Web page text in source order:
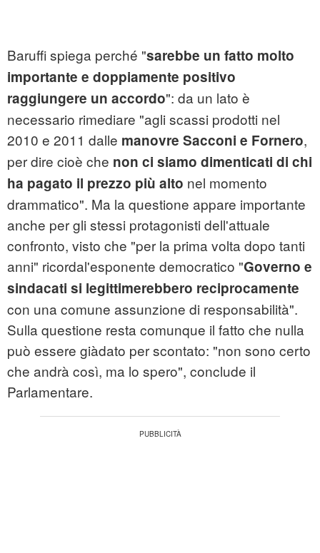
Baruffi spiega perché "sarebbe un fatto molto
importante e doppiamente positivo
raggiungere un accordo": da un lato è
necessario rimediare "agli scassi prodotti nel
2010 e 2011 dalle manovre Sacconi e Fornero,
per dire cioè che non ci siamo dimenticati di chi
ha pagato il prezzo più alto nel momento
drammatico". Ma la questione appare importante
anche per gli stessi protagonisti dell'attuale
confronto, visto che "per la prima volta dopo tanti
anni" ricordal'esponente democratico "Governo e
sindacati si legittimerebbero reciprocamente
con una comune assunzione di responsabilità".
Sulla questione resta comunque il fatto che nulla
può essere giàdato per scontato: "non sono certo
che andrà così, ma lo spero", conclude il
Parlamentare.